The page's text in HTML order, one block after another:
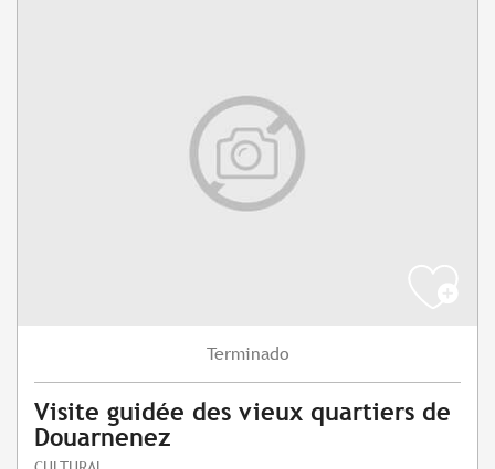
Terminado
Visite guidée des vieux quartiers de
Douarnenez